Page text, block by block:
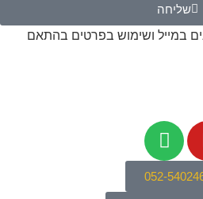
במייל ושימוש בפרטים בהתאם
שליחה
052-